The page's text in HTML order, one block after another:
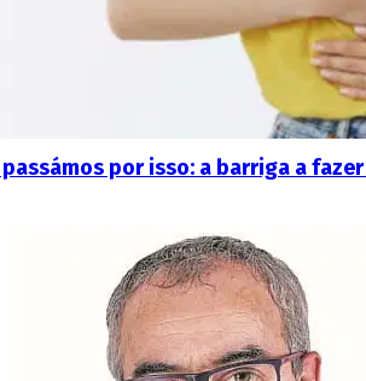
por isso: a barriga a